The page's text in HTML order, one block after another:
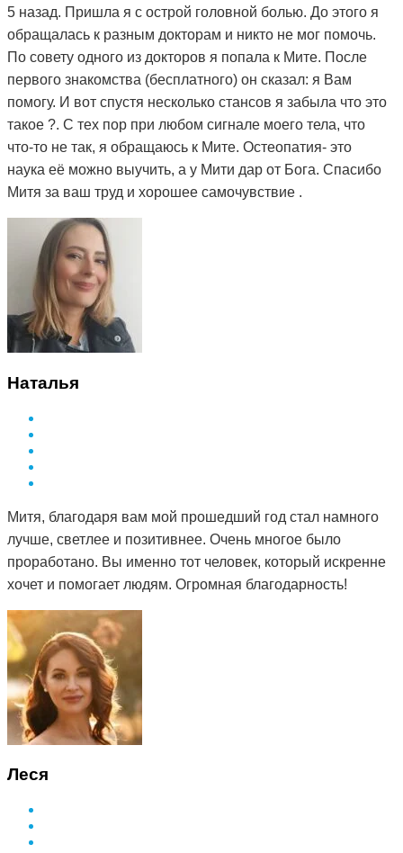
5 назад. Пришла я с острой головной болью. До этого я
обращалась к разным докторам и никто не мог помочь.
По совету одного из докторов я попала к Мите. После
первого знакомства (бесплатного) он сказал: я Вам
помогу. И вот спустя несколько стансов я забыла что это
такое ?. С тех пор при любом сигнале моего тела, что
что-то не так, я обращаюсь к Мите. Остеопатия- это
наука её можно выучить, а у Мити дар от Бога. Спасибо
Митя за ваш труд и хорошее самочувствие .
Наталья
Митя, благодаря вам мой прошедший год стал намного
лучше, светлее и позитивнее. Очень многое было
проработано. Вы именно тот человек, который искренне
хочет и помогает людям. Огромная благодарность!
Леся